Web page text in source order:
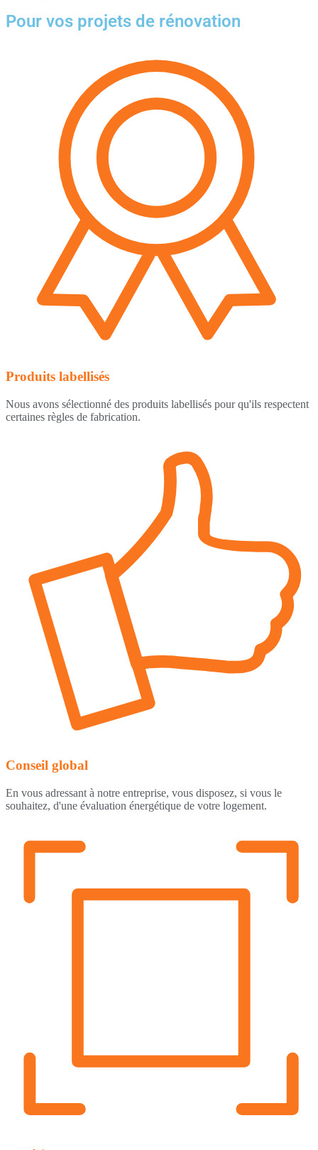
Pour vos projets de rénovation
Produits labellisés
Nous avons sélectionné des produits labellisés pour qu'ils respectent
certaines règles de fabrication.
Conseil global
En vous adressant à notre entreprise, vous disposez, si vous le
souhaitez, d'une évaluation énergétique de votre logement.